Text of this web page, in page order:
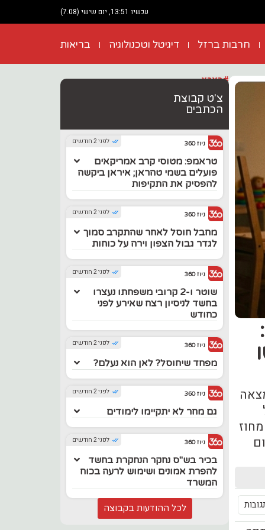
עכשיו 13:51, יום שישי (7.08)
חרבות ברזל דיגיטל וטכנולוגיה בריאות
של מחוז
#בארץ
צ'ט קבוצת
הכתבים
לפני 2 חודשים ניוז 360
טראמפ: מטוסי קרב אמריקאים
פועלים בשמי טהראן; איראן ביקשה
להפסיק את התקיפות
לפני 2 חודשים ניוז 360
מחבל חוסל לאחר שהתקרב סמוך
לגדר גבול הצפון וירה על כוחות
לפני 2 חודשים ניוז 360
שוטר ו-2 קרובי משפחתו נעצרו
בחשד לניסיון רצח שאירע לפני
כחודש
לפני 2 חודשים ניוז 360
מפחד שיחוסל? לאן הוא נעלם?
לפני 2 חודשים ניוז 360
גם מחר לא יתקיימו לימודים
לפני 2 חודשים ניוז 360
בכיר בש"ס נחקר הנחקרת בחשד
להפרת אמונים ושימוש לרעה בכוח
המשרד
לכל ההודעות בקבוצה